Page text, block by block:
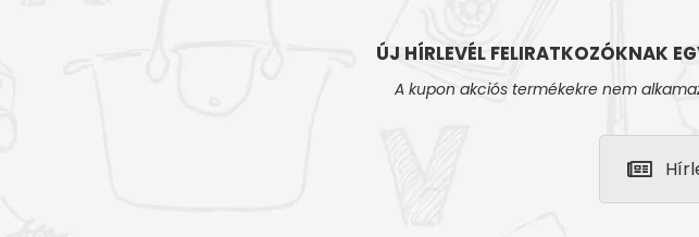
ÚJ HÍRLEVÉL FELIRATKOZÓKNAK
A kupon akciós termékekre nem